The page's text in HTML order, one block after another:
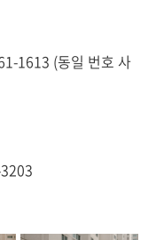
1613 (동일 번호 사